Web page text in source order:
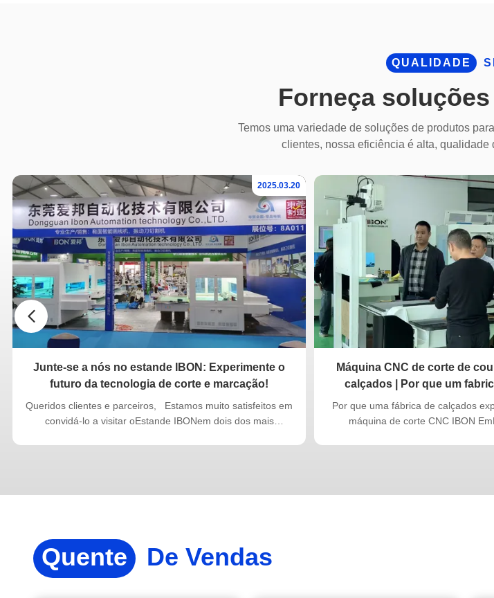
QUALIDADE
Forneça
Temos uma variedade de soluções de produtos
clientes, nossa eficiência é alta, qualidade
2025.03.20
Junte-se a nós no estande IBON: Experimente o
futuro da tecnologia de corte e marcação!
Queridos clientes e parceiros, Estamos muito satisfeitos em
convidá-lo a visitar oEstande IBONem dois dos mais
ano, estamos orgulhosos delançar globalmente a nossa mais
revolucionar as indústrias do calçado, do couro e do
automóvel, combinaTecnologia de visão baseada em IA,ultra-
alta precisão, eeficiência incomparávelpara levar a sua
Máquina CNC de corte de
calçados | Por que um
escolheu o IBON
Por que uma fábrica de calçados
máquina de corte CNC IBON EmDongguan, cidade
de corte deÁTOMO Várias máquinas de marcação superior
Quente De Vendas